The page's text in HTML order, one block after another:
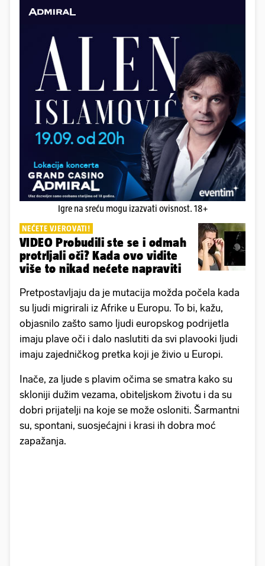
Igre na sreću mogu izazvati ovisnost. 18+
NEĆETE VJEROVATI!
VIDEO Probudili ste se i odmah
protrljali oči? Kada ovo vidite
više to nikad nećete napraviti
Pretpostavljaju da je mutacija možda počela kada
su ljudi migrirali iz Afrike u Europu. To bi, kažu,
objasnilo zašto samo ljudi europskog podrijetla
imaju plave oči i dalo naslutiti da svi plavooki ljudi
imaju zajedničkog pretka koji je živio u Europi.
Inače, za ljude s plavim očima se smatra kako su
skloniji dužim vezama, obiteljskom životu i da su
dobri prijatelji na koje se može osloniti. Šarmantni
su, spontani, suosjećajni i krasi ih dobra moć
zapažanja.